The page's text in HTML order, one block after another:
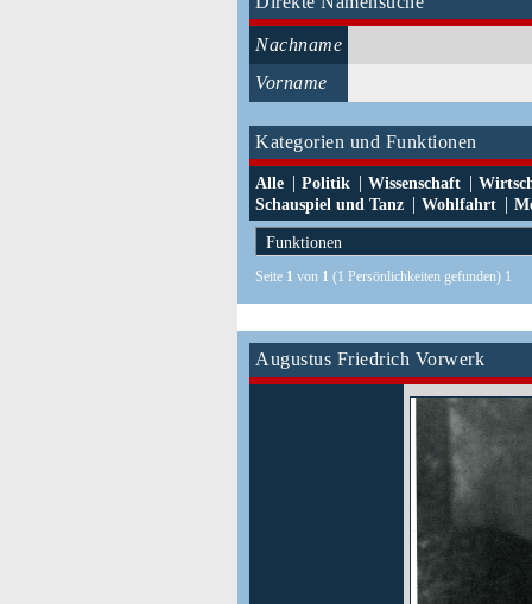
Nachname
Vorname
Kategorien und Funktionen
Alle | Politik | Wissenschaft |
Schauspiel und Tanz | Wohlfahrt |
Seite 1 von 1 (1 Persönlichkeiten gefunden) 1
Augustus Friedrich Vorwerk